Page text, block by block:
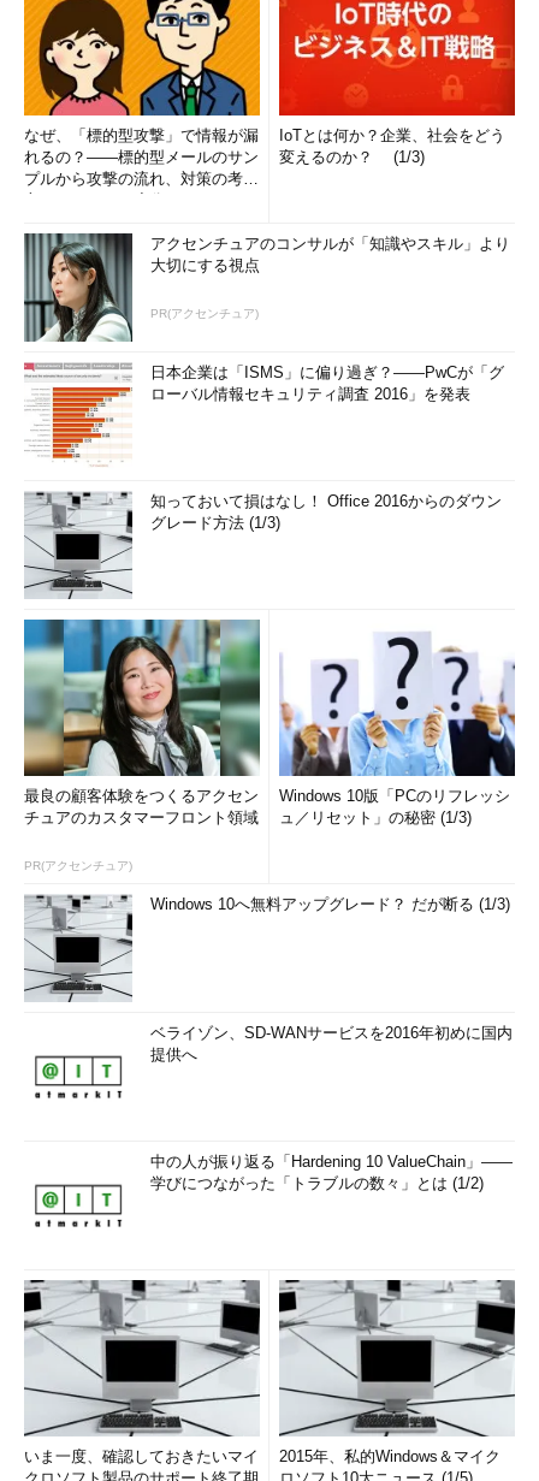
なぜ、「標的型攻撃」で情報が漏
れるの？――標的型メールのサン
プルから攻撃の流れ、対策の考え
IoTとは何か？企業、社会をどう
変えるのか？ (1/3)
アクセンチュアのコンサルが「知識やスキル」より
大切にする視点
PR(アクセンチュア)
日本企業は「ISMS」に偏り過ぎ？――PwCが「グ
ローバル情報セキュリティ調査 2016」を発表
知っておいて損はなし！ Office 2016からのダウン
グレード方法 (1/3)
最良の顧客体験をつくるアクセン
チュアのカスタマーフロント領域
PR(アクセンチュア)
Windows 10版「PCのリフレッシ
ュ／リセット」の秘密 (1/3)
Windows 10へ無料アップグレード？ だが断る (1/3)
ベライゾン、SD-WANサービスを2016年初めに国内
提供へ
中の人が振り返る「Hardening 10 ValueChain」――
学びにつながった「トラブルの数々」とは (1/2)
いま一度、確認しておきたいマイ
2015年、私的Windows＆マイク